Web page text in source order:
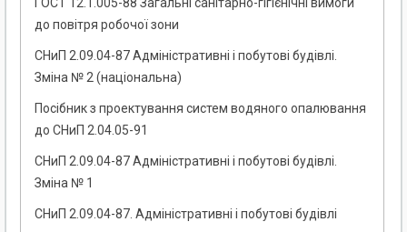
ГОСТ 12.1.005-88 Загальні санітарно-гігієнічні вимоги
до повітря робочої зони
СНиП 2.09.04-87 Адміністративні і побутові будівлі.
Зміна № 2 (національна)
Посібник з проектування систем водяного опалювання
до СНиП 2.04.05-91
СНиП 2.09.04-87 Адміністративні і побутові будівлі.
Зміна № 1
СНиП 2.09.04-87. Адміністративні і побутові будівлі